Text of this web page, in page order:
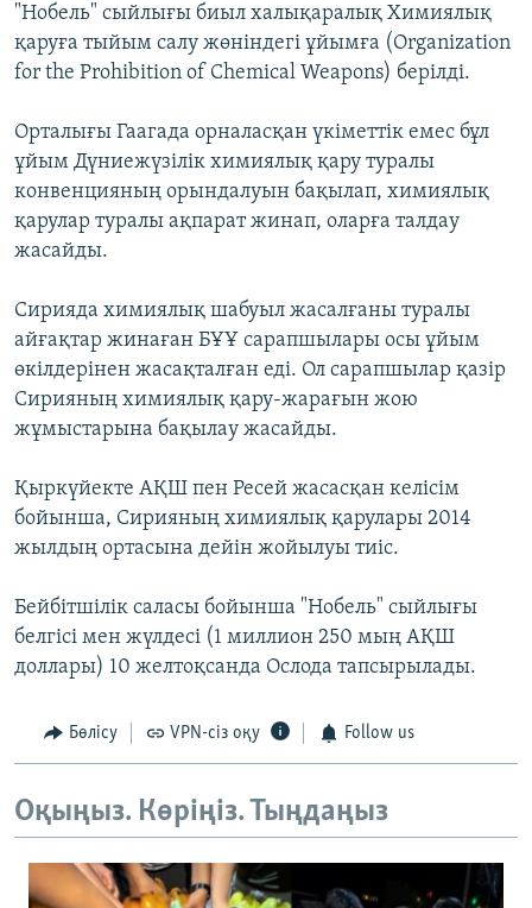
"Нобель" сыйлығы биыл халықаралық Химиялық
қаруға тыйым салу жөніндегі ұйымға (Organization
for the Prohibition of Chemical Weapons) берілді.
Орталығы Гаагада орналасқан үкіметтік емес бұл
ұйым Дүниежүзілік химиялық қару туралы
конвенцияның орындалуын бақылап, химиялық
қарулар туралы ақпарат жинап, оларға талдау
жасайды.
Сирияда химиялық шабуыл жасалғаны туралы
айғақтар жинаған БҰҰ сарапшылары осы ұйым
өкілдерінен жасақталған еді. Ол сарапшылар қазір
Сирияның химиялық қару-жарағын жою
жұмыстарына бақылау жасайды.
Қыркүйекте АҚШ пен Ресей жасасқан келісім
бойынша, Сирияның химиялық қарулары 2014
жылдың ортасына дейін жойылуы тиіс.
Бейбітшілік саласы бойынша "Нобель" сыйлығы
белгісі мен жүлдесі (1 миллион 250 мың АҚШ
доллары) 10 желтоқсанда Ослода тапсырылады.
Бөлісу VPN-сіз оқу Follow us
Оқыңыз. Көріңіз. Тыңдаңыз